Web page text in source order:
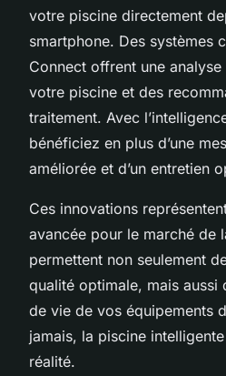
votre piscine directement
smartphone. Des systèmes
Connect offrent une analyse
votre piscine et des
traitement. Avec
bénéficiez en plus d’une
améliorée et d’un entretien
Ces innovations
avancée pour le marché de
permettent non seulement
qualité optimale, mais
de vie de vos équipements
jamais, la piscine
réalité.